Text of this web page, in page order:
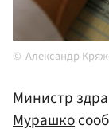
Александр
Министр
Мурашко